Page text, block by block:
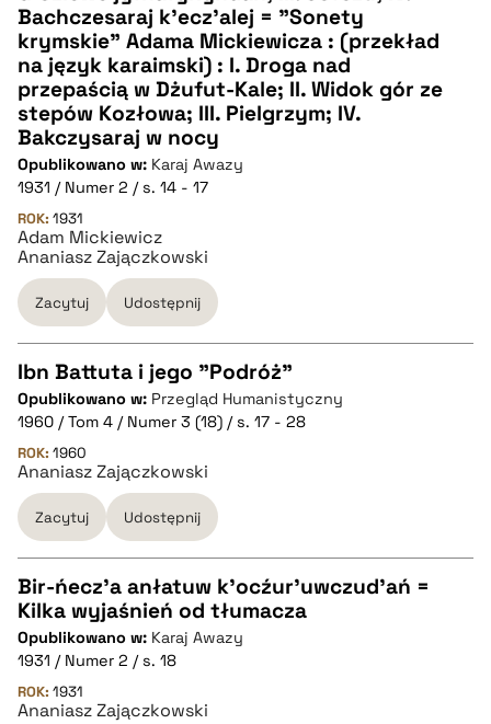
pobierz cytat
BIBTEX
pobierz cytat
Bachczesaraj k'ecz'alej = "Sonety
krymskie" Adama Mickiewicza : (przekład
na język karaimski) : I. Droga nad
przepaścią w Dżufut-Kale; II. Widok gór ze
stepów Kozłowa; III. Pielgrzym; IV.
Bakczysaraj w nocy
Opublikowano w: Karaj Awazy
1931 / Numer 2 / s. 14 - 17
ROK: 1931
Adam Mickiewicz
Ananiasz Zajączkowski
Zacytuj Udostępnij
CZYSTY TEKST
pobierz cytat
BIBTEX
pobierz cytat
Ibn Battuta i jego "Podróż"
Opublikowano w: Przegląd Humanistyczny
1960 / Tom 4 / Numer 3 (18) / s. 17 - 28
ROK: 1960
Ananiasz Zajączkowski
Zacytuj Udostępnij
CZYSTY TEKST
pobierz cytat
Bir-ńecz'a anłatuw k'ocźur'uwczud'ań =
Kilka wyjaśnień od tłumacza
Opublikowano w: Karaj Awazy
1931 / Numer 2 / s. 18
ROK: 1931
Ananiasz Zajączkowski